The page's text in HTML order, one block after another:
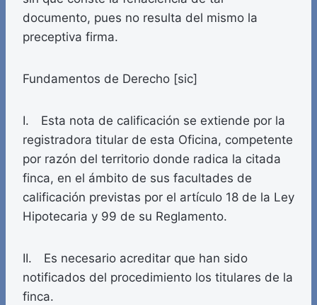
documento, pues no resulta del mismo la
preceptiva firma.
Fundamentos de Derecho [sic]
I. Esta nota de calificación se extiende por la
registradora titular de esta Oficina, competente
por razón del territorio donde radica la citada
finca, en el ámbito de sus facultades de
calificación previstas por el artículo 18 de la Ley
Hipotecaria y 99 de su Reglamento.
II. Es necesario acreditar que han sido
notificados del procedimiento los titulares de la
finca.